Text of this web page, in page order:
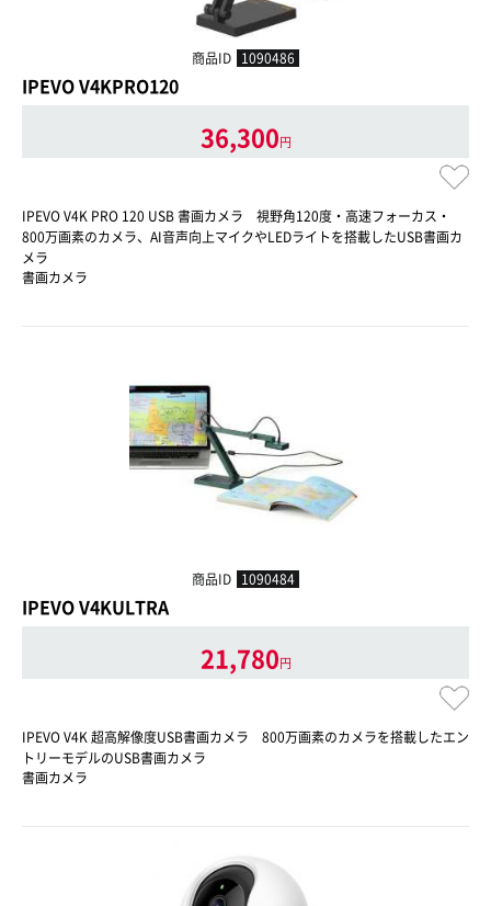
商品ID 1090486
IPEVO V4KPRO120
36,300円
IPEVO V4K PRO 120 USB 書画カメラ 視野角120度・高速フォーカス・
800万画素のカメラ、AI音声向上マイクやLEDライトを搭載したUSB書画カ
メラ
書画カメラ
商品ID 1090484
IPEVO V4KULTRA
21,780円
IPEVO V4K 超高解像度USB書画カメラ 800万画素のカメラを搭載したエン
トリーモデルのUSB書画カメラ
書画カメラ